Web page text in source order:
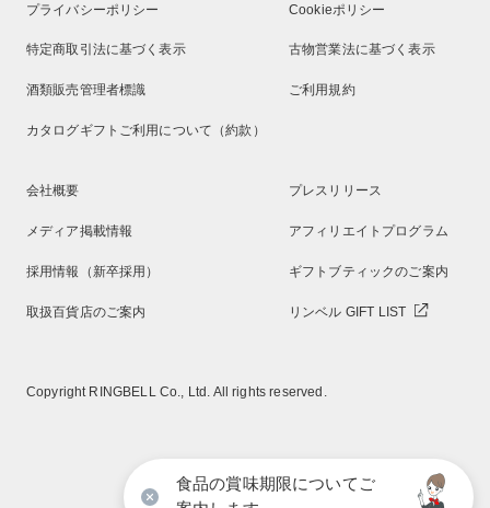
プライバシーポリシー Cookieポリシー
特定商取引法に基づく表示 古物営業法に基づく表示
酒類販売管理者標識 ご利用規約
カタログギフトご利用について（約款）
会社概要 プレスリリース
メディア掲載情報 アフィリエイトプログラム
採用情報（新卒採用） ギフトブティックのご案内
取扱百貨店のご案内 リンベル GIFT LIST
Copyright RINGBELL Co., Ltd. All rights reserved.
食品の賞味期限についてご